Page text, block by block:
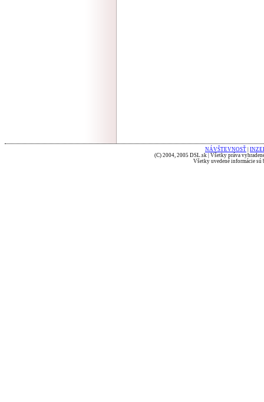
NÁVŠTEVNOSŤ
(C) 2004, 2005 DSL.sk | Všetky práva
Všetky uvedené informácie sú